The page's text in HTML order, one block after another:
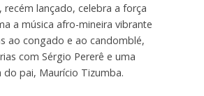
recém lançado, celebra a força
a música afro-mineira vibrante
ao congado e ao candomblé,
com Sérgio Pererê e uma
do pai, Maurício Tizumba.